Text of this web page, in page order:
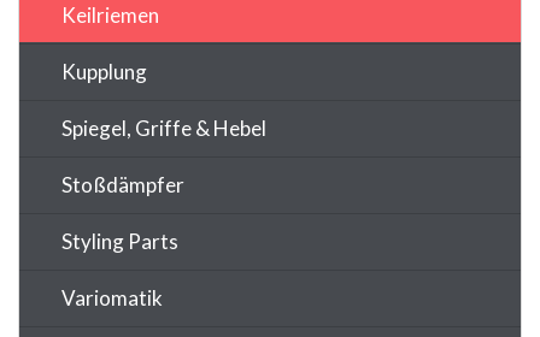
Keilriemen
Kupplung
Spiegel, Griffe & Hebel
Stoßdämpfer
Styling Parts
Variomatik